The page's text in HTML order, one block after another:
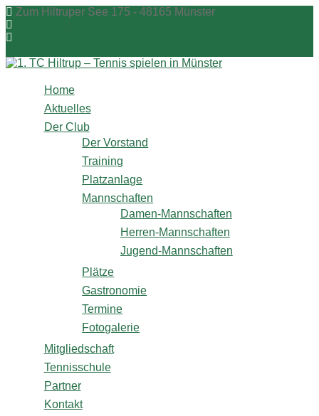
Zum
Inhalt
springen
Zum Hiltruper See 175 - 48165 Münster
Home
Aktuelles
Der Club
Der Vorstand
Training
Platzanlage
Mannschaften
Damen-Mannschaften
Herren-Mannschaften
Jugend-Mannschaften
Plätze
Gastronomie
Termine
Fotogalerie
Mitgliedschaft
Tennisschule
Partner
Kontakt